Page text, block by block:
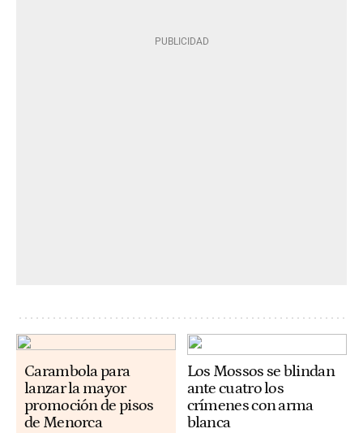
Carambola para
lanzar la mayor
promoción de pisos
de Menorca
Los Mossos se blindan
ante cuatro los
crímenes con arma
blanca